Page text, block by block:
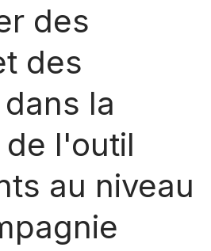
des
des
la
l'outil
au niveau